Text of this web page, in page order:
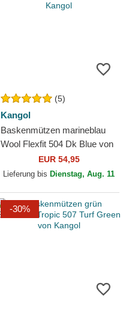
(5)
Kangol
Baskenmützen marineblau
Wool Flexfit 504 Dk Blue von
EUR 54,95
Lieferung bis Dienstag, Aug. 11
-30%